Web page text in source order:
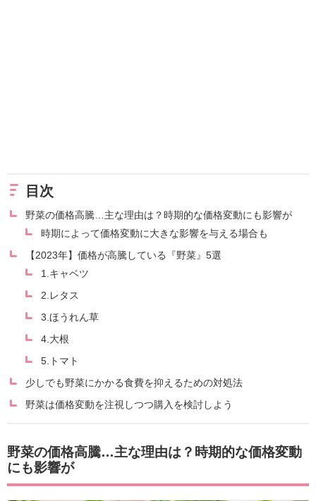
目次
野菜の価格高騰…主な理由は？時期的な価格変動にも影響が
時期によって価格変動に大きな影響を与える場合も
【2023年】価格が高騰している『野菜』5選
1.キャベツ
2.レタス
3.ほうれん草
4.大根
5.トマト
少しでも野菜にかかる食費を抑えるための対処法
野菜は価格変動を注視しつつ購入を検討しよう
野菜の価格高騰…主な理由は？時期的な価格変動
にも影響が